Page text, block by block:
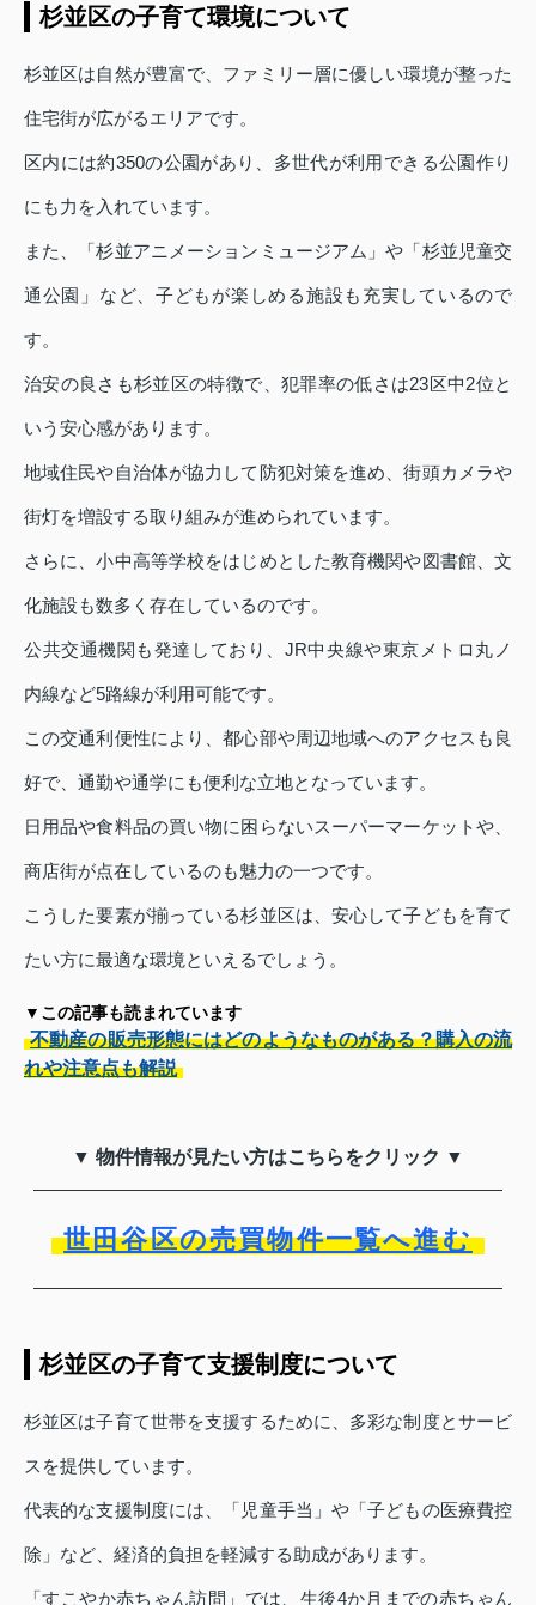
杉並区の子育て環境について
杉並区は自然が豊富で、ファミリー層に優しい環境が整った
住宅街が広がるエリアです。
区内には約350の公園があり、多世代が利用できる公園作り
にも力を入れています。
また、「杉並アニメーションミュージアム」や「杉並児童交
通公園」など、子どもが楽しめる施設も充実しているので
す。
治安の良さも杉並区の特徴で、犯罪率の低さは23区中2位と
いう安心感があります。
地域住民や自治体が協力して防犯対策を進め、街頭カメラや
街灯を増設する取り組みが進められています。
さらに、小中高等学校をはじめとした教育機関や図書館、文
化施設も数多く存在しているのです。
公共交通機関も発達しており、JR中央線や東京メトロ丸ノ
内線など5路線が利用可能です。
この交通利便性により、都心部や周辺地域へのアクセスも良
好で、通勤や通学にも便利な立地となっています。
日用品や食料品の買い物に困らないスーパーマーケットや、
商店街が点在しているのも魅力の一つです。
こうした要素が揃っている杉並区は、安心して子どもを育て
たい方に最適な環境といえるでしょう。
▼この記事も読まれています
不動産の販売形態にはどのようなものがある？購入の流
れや注意点も解説
▼ 物件情報が見たい方はこちらをクリック ▼
世田谷区の売買物件一覧へ進む
杉並区の子育て支援制度について
杉並区は子育て世帯を支援するために、多彩な制度とサービ
スを提供しています。
代表的な支援制度には、「児童手当」や「子どもの医療費控
除」など、経済的負担を軽減する助成があります。
「すこやか赤ちゃん訪問」では、生後4か月までの赤ちゃん